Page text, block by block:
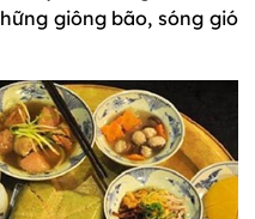
giông bão, sóng gió